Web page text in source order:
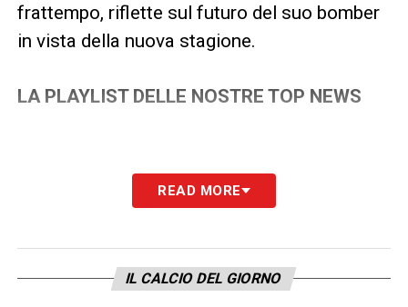
frattempo, riflette sul futuro del suo bomber
in vista della nuova stagione.
LA PLAYLIST DELLE NOSTRE TOP NEWS
READ MORE
IL CALCIO DEL GIORNO